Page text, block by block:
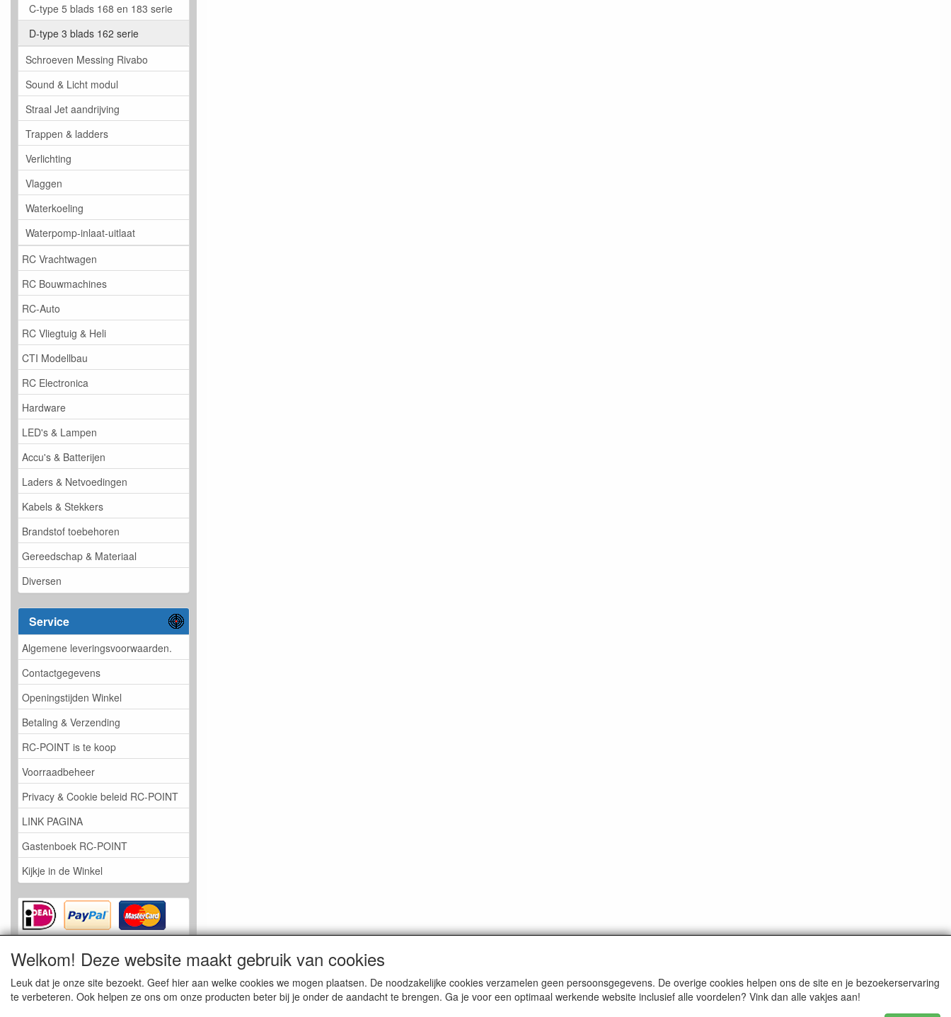
C-type 5 blads 168 en 183 serie
D-type 3 blads 162 serie
Schroeven Messing Rivabo
Sound & Licht modul
Straal Jet aandrijving
Trappen & ladders
Verlichting
Vlaggen
Waterkoeling
Waterpomp-inlaat-uitlaat
RC Vrachtwagen
RC Bouwmachines
RC-Auto
RC Vliegtuig & Heli
CTI Modellbau
RC Electronica
Hardware
LED's & Lampen
Accu's & Batterijen
Laders & Netvoedingen
Kabels & Stekkers
Brandstof toebehoren
Gereedschap & Materiaal
Diversen
Service
Algemene leveringsvoorwaarden.
Contactgegevens
Openingstijden Winkel
Betaling & Verzending
RC-POINT is te koop
Voorraadbeheer
Privacy & Cookie beleid RC-POINT
LINK PAGINA
Gastenboek RC-POINT
Kijkje in de Winkel
Welkom! Deze website maakt gebruik van cookies
Leuk dat je onze site bezoekt. Geef hier aan welke cookies we mogen plaatsen. De noodzakelijke cookies verzamelen geen persoonsgegevens. De overige cookies helpen ons de site en je bezoekerservaring
te verbeteren. Ook helpen ze ons om onze producten beter bij je onder de aandacht te brengen. Ga je voor een optimaal werkende website inclusief alle voordelen? Vink dan alle vakjes aan!